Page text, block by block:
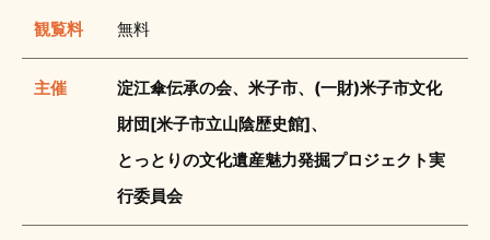
観覧料 無料
主催
淀江傘伝承の会、米子市、(一財)米子市文化
財団[米子市立山陰歴史館]、
とっとりの文化遺産魅力発掘プロジェクト実
行委員会